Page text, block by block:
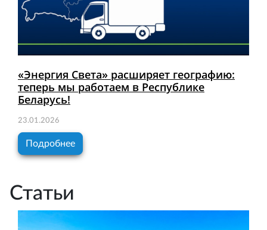
«Энергия Света» расширяет географию:
теперь мы работаем в Республике
Беларусь!
23.01.2026
Подробнее
Статьи